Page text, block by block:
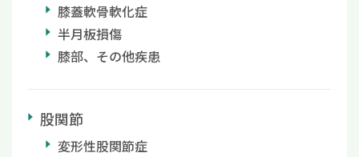
膝蓋軟骨軟化症
半月板損傷
膝部、その他疾患
股関節
変形性股関節症